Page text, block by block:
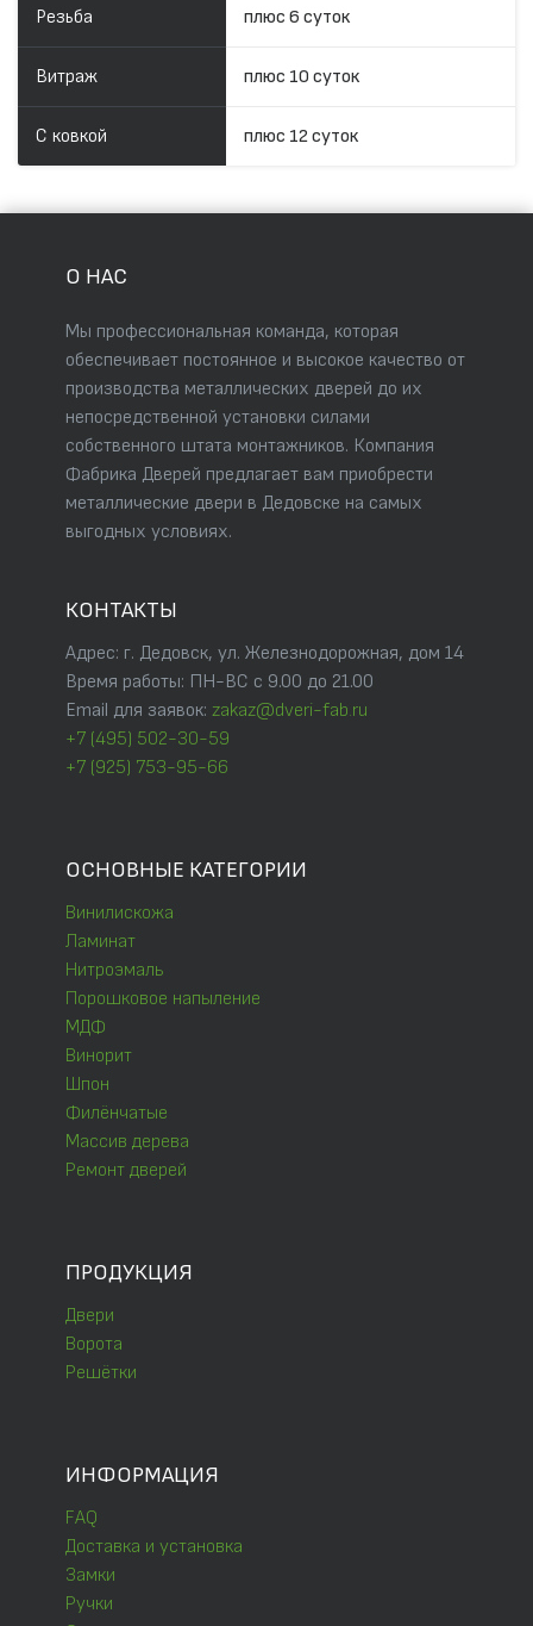
Резьба плюс 6 суток
Витраж плюс 10 суток
С ковкой плюс 12 суток
О НАС
Мы профессиональная команда, которая
обеспечивает постоянное и высокое качество от
производства металлических дверей до их
непосредственной установки силами
собственного штата монтажников. Компания
Фабрика Дверей предлагает вам приобрести
металлические двери в Дедовске на самых
выгодных условиях.
КОНТАКТЫ
Адрес: г. Дедовск, ул. Железнодорожная, дом 14
Время работы: ПН-ВС с 9.00 до 21.00
Email для заявок: zakaz@dveri-fab.ru
+7 (495) 502-30-59
+7 (925) 753-95-66
ОСНОВНЫЕ КАТЕГОРИИ
Винилискожа
Ламинат
Нитроэмаль
Порошковое напыление
МДФ
Винорит
Шпон
Филёнчатые
Массив дерева
Ремонт дверей
ПРОДУКЦИЯ
Двери
Ворота
Решётки
ИНФОРМАЦИЯ
FAQ
Доставка и установка
Замки
Ручки